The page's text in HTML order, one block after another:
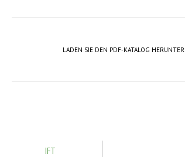
LADEN SIE DEN PDF-KATALOG HERUNTER
IFT